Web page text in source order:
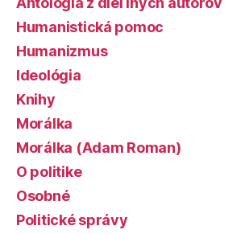
Humanistická pomoc
Humanizmus
Ideológia
Knihy
Morálka
Morálka (Adam Roman)
O politike
Osobné
Politické správy